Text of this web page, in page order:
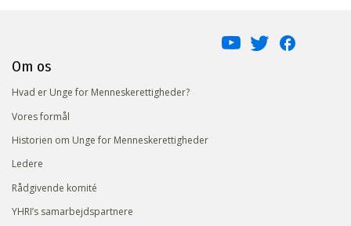
Om os
Hvad er Unge for Menneskerettigheder?
Vores formål
Historien om Unge for Menneskerettigheder
Ledere
Rådgivende komité
YHRI’s samarbejdspartnere